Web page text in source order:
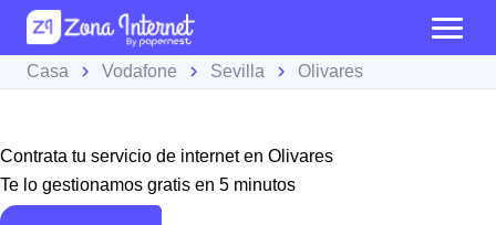
Casa Vodafone Sevilla Olivares
Contrata tu servicio de internet en Olivares
Te lo gestionamos gratis en 5 minutos